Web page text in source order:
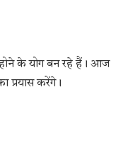
के योग बन रहे हैं। आज
प्रयास करेंगे।